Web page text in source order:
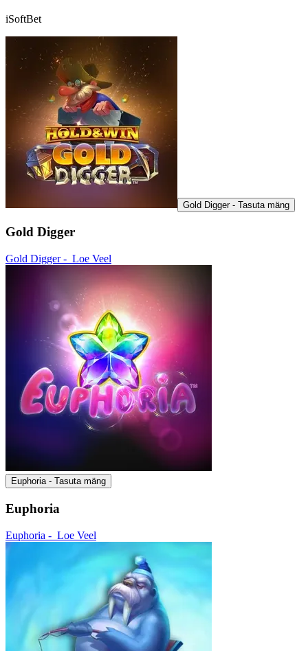
iSoftBet
Gold Digger - Tasuta mäng
Gold Digger
Gold Digger - Loe Veel
Euphoria - Tasuta mäng
Euphoria
Euphoria - Loe Veel